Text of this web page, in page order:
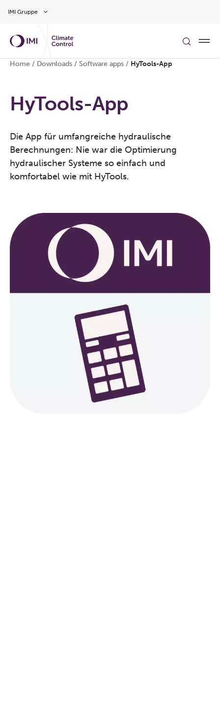
IMI Gruppe
Home / Downloads / Software apps / HyTools-App
HyTools-App
Die App für umfangreiche hydraulische
Berechnungen: Nie war die Optimierung
hydraulischer Systeme so einfach und
komfortabel wie mit HyTools.